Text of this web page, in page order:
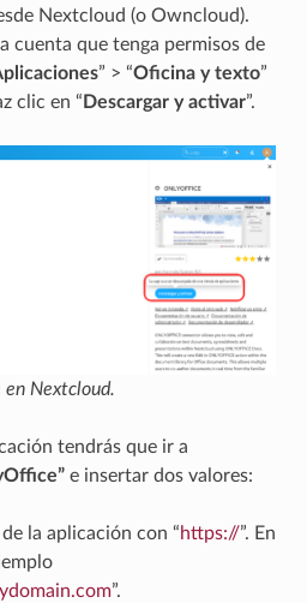
Nextcloud (o Owncloud).
cuenta que tenga permisos de
” > “Oficina y texto”
clic en “ Descargar y activar”.
Nextcloud.
tendrás que ir a
e insertar dos valores:
la aplicación con “https://”. En
”.